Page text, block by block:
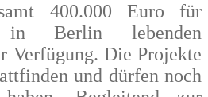
400.000 Euro für
Berlin lebenden
Verfügung. Die Projekte
und dürfen noch